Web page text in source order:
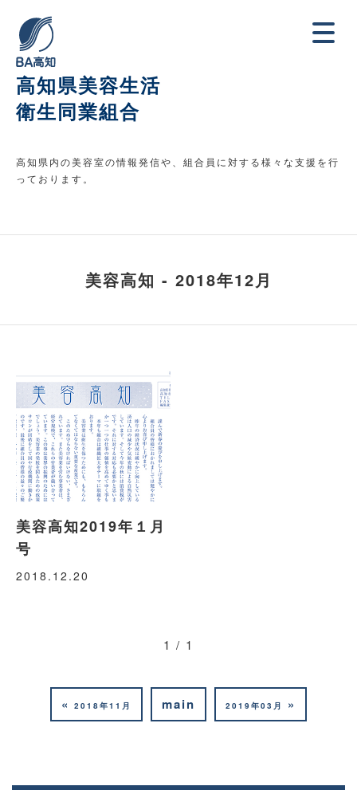
高知県美容生活
衛生同業組合
高知県内の美容室の情報発信や、組合員に対する様々な支援を行
っております。
美容高知 - 2018年12月
美容高知2019年１月
号
2018.12.20
1 / 1
« 2018年11月 main 2019年03月 »